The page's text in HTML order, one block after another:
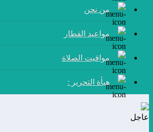
من نحن
مواعيد القطار
مواقيت الصلاة
هيأة التحرير :
عاجل